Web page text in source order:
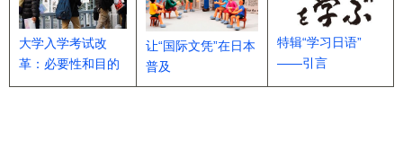
大学入学考试改
革：必要性和目的
让“国际文凭”在日本
普及
特辑“学习日语”
——引言